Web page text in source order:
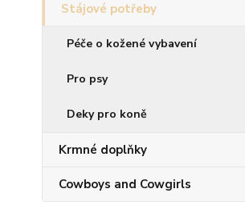
Stájové potřeby
Péče o kožené vybavení
Pro psy
Deky pro koně
Krmné doplňky
Cowboys and Cowgirls